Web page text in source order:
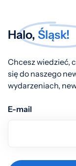
Halo, Śląsk!
Chcesz wiedzieć,
się do naszego
wydarzeniach,
E-mail